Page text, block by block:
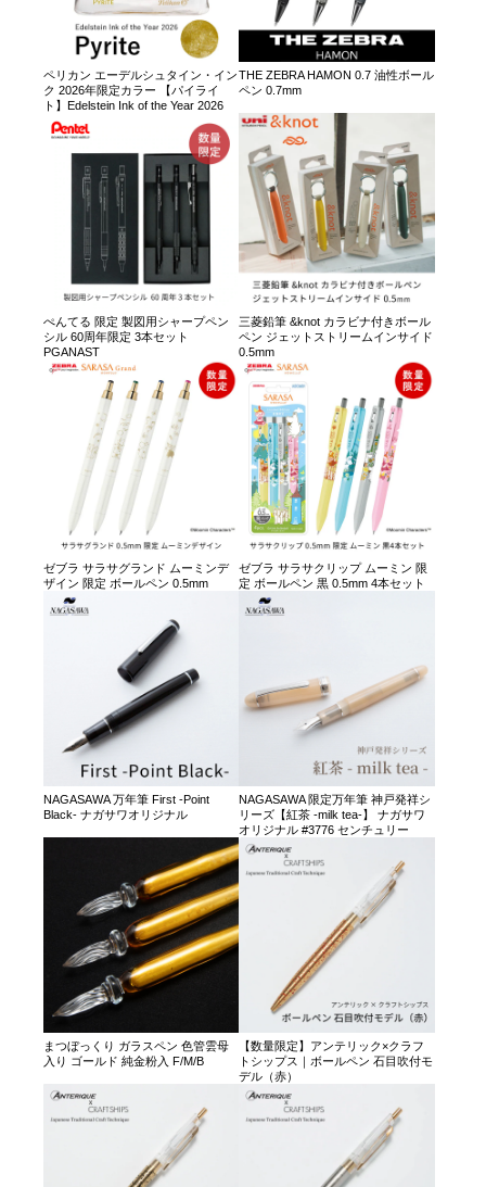
ペリカン エーデルシュタイン・イン
ク 2026年限定カラー 【パイライ
ト】Edelstein Ink of the Year 2026
THE ZEBRA HAMON 0.7 油性ボール
ペン 0.7mm
ぺんてる 限定 製図用シャープペン
シル 60周年限定 3本セット
PGANAST
三菱鉛筆 &knot カラビナ付きボール
ペン ジェットストリームインサイド
0.5mm
ゼブラ サラサグランド ムーミンデ
ザイン 限定 ボールペン 0.5mm
ゼブラ サラサクリップ ムーミン 限
定 ボールペン 黒 0.5mm 4本セット
NAGASAWA 万年筆 First -Point
Black- ナガサワオリジナル
NAGASAWA 限定万年筆 神戸発祥シ
リーズ【紅茶 -milk tea-】 ナガサワ
オリジナル #3776 センチュリー
まつぼっくり ガラスペン 色管雲母
入り ゴールド 純金粉入 F/M/B
【数量限定】アンテリック×クラフ
トシップス｜ボールペン 石目吹付モ
デル（赤）